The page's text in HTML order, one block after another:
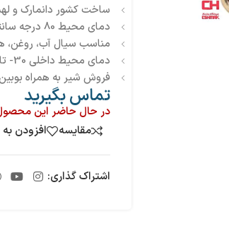
ساخت کشور دانمارک و
دمای محیط 80 درجه سانتی گراد
مناسب سیال آب، روغن،
دمای محیط داخلی 30- تا 100 درجه سانتی گراد
فروش شیر به همراه
تماس بگیرید
در حال حاضر این
مقایسه
افزودن
اشتراک گذاری: